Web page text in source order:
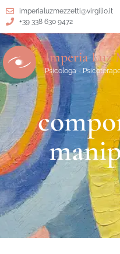
imperialuzmezzetti@virgilio.it
+39 338 630 9472
Imperia Luz
Psicologa -